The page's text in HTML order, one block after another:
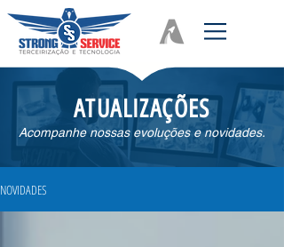
ATUALIZAÇÕES
Acompanhe nossas evoluções e novidades.
NOVIDADES